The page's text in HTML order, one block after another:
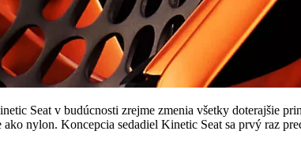
Seat v budúcnosti zrejme zmenia všetky doterajšie
nylon. Koncepcia sedadiel Kinetic Seat sa prvý raz